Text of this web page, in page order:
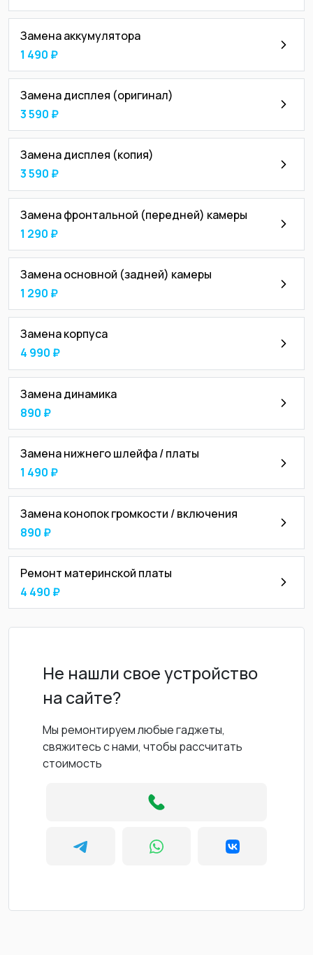
Замена аккумулятора
1 490 ₽
Замена дисплея (оригинал)
3 590 ₽
Замена дисплея (копия)
3 590 ₽
Замена фронтальной (передней) камеры
1 290 ₽
Замена основной (задней) камеры
1 290 ₽
Замена корпуса
4 990 ₽
Замена динамика
890 ₽
Замена нижнего шлейфа / платы
1 490 ₽
Замена конопок громкости / включения
890 ₽
Ремонт материнской платы
4 490 ₽
Не нашли свое устройство
на сайте?
Мы ремонтируем любые гаджеты,
свяжитесь с нами, чтобы рассчитать
стоимость